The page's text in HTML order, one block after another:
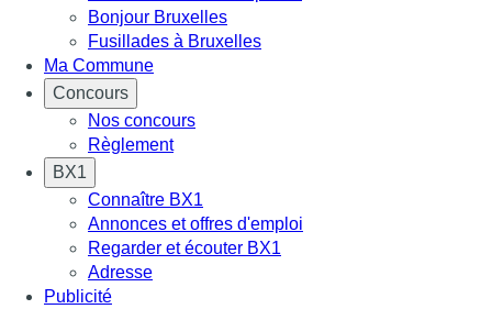
Bonjour Bruxelles
Fusillades à Bruxelles
Ma Commune
Concours
Nos concours
Règlement
BX1
Connaître BX1
Annonces et offres d'emploi
Regarder et écouter BX1
Adresse
Publicité